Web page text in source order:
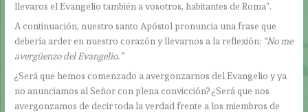
llevaros el Evangelio también a vosotros, habitantes de Roma”.
A continuación, nuestro santo Apóstol pronuncia una frase que
debería arder en nuestro corazón y llevarnos a la reflexión: “No me
avergüenzo del Evangelio.”
¿Será que hemos comenzado a avergonzarnos del Evangelio y ya
no anunciamos al Señor con plena convicción? ¿Será que nos
avergonzamos de decir toda la verdad frente a los miembros de